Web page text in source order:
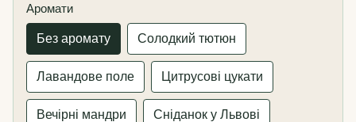
Аромати
Без аромату Солодкий тютюн
Лавандове поле Цитрусові цукати
Вечірні мандри Сніданок у Львові